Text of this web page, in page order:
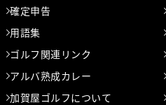
確定申告
用語集
ゴルフ関連リンク
アルバ熟成カレー
加賀屋ゴルフについて